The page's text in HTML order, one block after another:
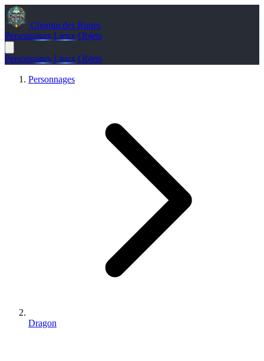
Chemin des Runes
Personnages Lieux Objets
Personnages Lieux Objets
Personnages
Dragon